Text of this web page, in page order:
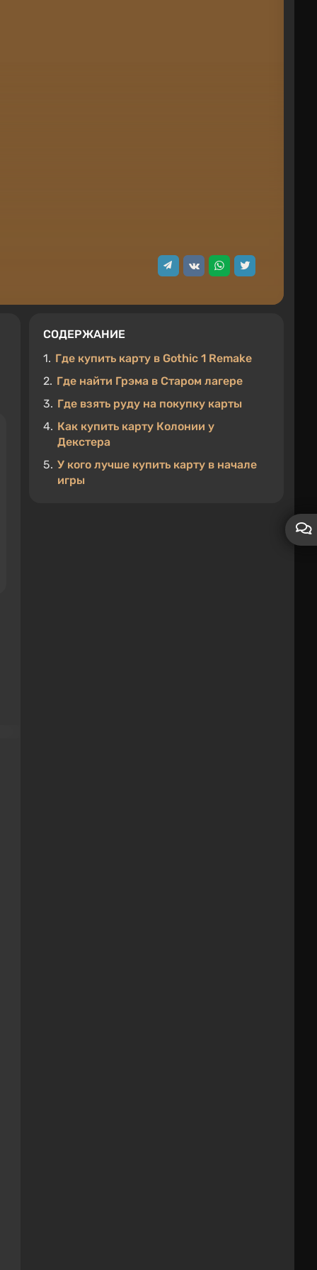
СОДЕРЖАНИЕ
1. Где купить карту в Gothic 1 Remake
2. Где найти Грэма в Старом лагере
3. Где взять руду на покупку карты
4. Как купить карту Колонии у
Декстера
5. У кого лучше купить карту в начале
игры